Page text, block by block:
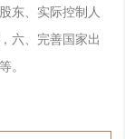
东、实际控制人
六、完善国家出
。